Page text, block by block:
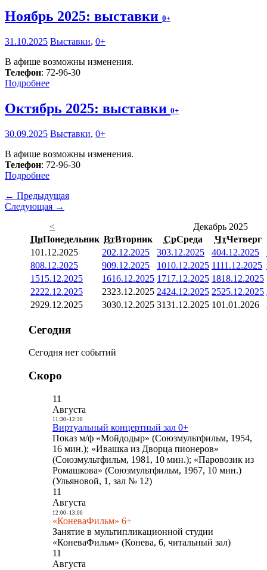
Ноябрь 2025: выставки 0+
31.10.2025 Выставки, 0+
В афише возможны изменения.
Телефон: 72-96-30
Подробнее
Октябрь 2025: выставки 0+
30.09.2025 Выставки, 0+
В афише возможны изменения.
Телефон: 72-96-30
Подробнее
← Предыдущая
Следующая →
<
Декабрь 2025
ПнПонедельник ВтВторник СрСреда ЧтЧетверг
101.12.2025 202.12.2025 303.12.2025 404.12.2025
808.12.2025 909.12.2025 1010.12.2025 1111.12.2025
1515.12.2025 1616.12.2025 1717.12.2025 1818.12.2025
2222.12.2025 2323.12.2025 2424.12.2025 2525.12.2025
2929.12.2025 3030.12.2025 3131.12.2025 101.01.2026
Сегодня
Сегодня нет событий
Скоро
11
Августа
11:30- 12:30
Виртуальный концертный зал 0+
Показ м/ф «Мойдодыр» (Союзмультфильм, 1954,
16 мин.); «Ивашка из Дворца пионеров»
(Союзмультфильм, 1981, 10 мин.); «Паровозик из
Ромашкова» (Союзмультфильм, 1967, 10 мин.)
(Ульяновой, 1, зал № 12)
11
Августа
12:00- 13:00
«КоневаФильм» 6+
Занятие в мультипликационной студии
«КоневаФильм» (Конева, 6, читальный зал)
11
Августа